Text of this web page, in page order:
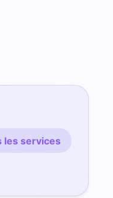
les services